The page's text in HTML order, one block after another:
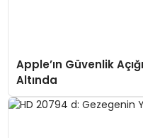
Apple’ın Güvenlik
Altında